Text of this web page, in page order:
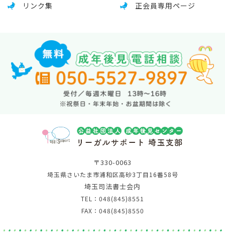
リンク集 正会員専用ページ
〒330-0063
埼玉県さいたま市浦和区高砂3丁目16番58号
埼玉司法書士会内
TEL：048(845)8551
FAX：048(845)8550